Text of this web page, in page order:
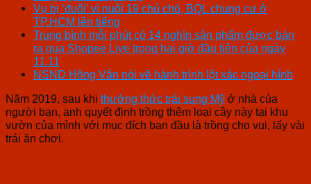
Vụ bị ‘đuổi’ vì nuôi 19 chú chó, BQL chung cư ở
TP.HCM lên tiếng
Trung bình mỗi phút có 14 nghìn sản phẩm được bán
ra qua Shopee Live trong hai giờ đầu tiên của ngày
11.11
NSND Hồng Vân nói về hành trình lột xác ngoại hình
Năm 2019, sau khi thưởng thức trái sung Mỹ ở nhà của
người bạn, anh quyết định trồng thêm loại cây này tại khu
vườn của mình với mục đích ban đầu là trồng cho vui, lấy vài
trái ăn chơi.